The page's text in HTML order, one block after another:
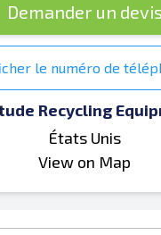
Demander un devis
le numéro de
Recycling
États Unis
View on Map